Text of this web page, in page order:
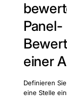
Panel-
einer
Definieren
eine Stelle